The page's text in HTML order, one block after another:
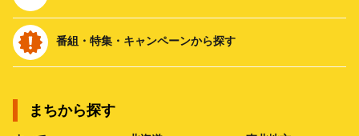
番組・特集・キャンペーンから探す
まちから探す